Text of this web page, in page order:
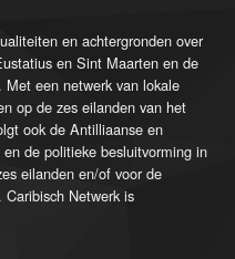
en achtergronden over
en Sint Maarten en de
Met een netwerk van lokale
op de zes eilanden van het
ook de Antilliaanse en
de politieke besluitvorming in
eilanden en/of voor de
Netwerk is